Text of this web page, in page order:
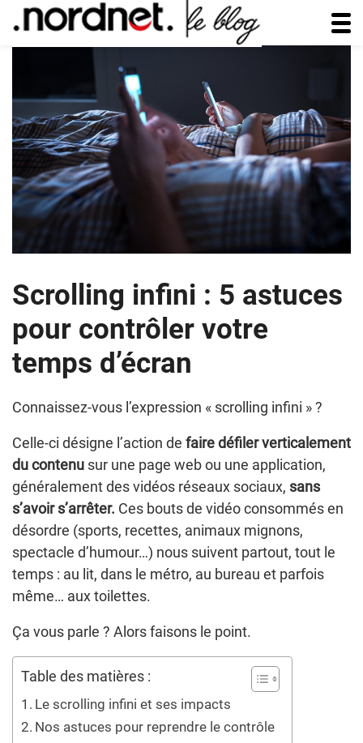
Scrolling infini : 5 astuces
pour contrôler votre
temps d’écran
Connaissez-vous l’expression « scrolling infini » ?
Celle-ci désigne l’action de faire défiler verticalement
du contenu sur une page web ou une application,
généralement des vidéos réseaux sociaux, sans
s’avoir s’arrêter. Ces bouts de vidéo consommés en
désordre (sports, recettes, animaux mignons,
spectacle d’humour…) nous suivent partout, tout le
temps : au lit, dans le métro, au bureau et parfois
même… aux toilettes.
Ça vous parle ? Alors faisons le point.
Table des matières :
Le scrolling infini et ses impacts
Nos astuces pour reprendre le contrôle